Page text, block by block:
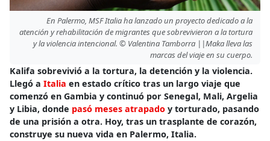
En Palermo, MSF Italia ha lanzado un proyecto dedicado a la
atención y rehabilitación de migrantes que sobrevivieron a la tortura
y la violencia intencional. © Valentina Tamborra ||Maka lleva las
marcas del viaje en su cuerpo.
Kalifa sobrevivió a la tortura, la detención y la violencia.
Llegó a Italia en estado crítico tras un largo viaje que
comenzó en Gambia y continuó por Senegal, Mali, Argelia
y Libia, donde pasó meses atrapado y torturado, pasando
de una prisión a otra. Hoy, tras un trasplante de corazón,
construye su nueva vida en Palermo, Italia.